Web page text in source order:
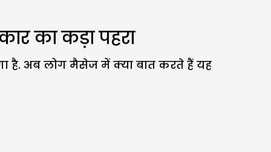
का कड़ा पहरा
है. अब लोग मैसेज में क्या बात करते हैं यह